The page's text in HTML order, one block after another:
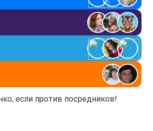
если против посредников!